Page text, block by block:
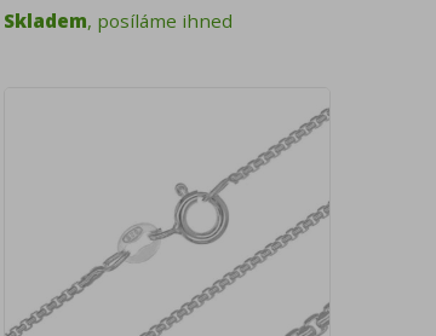
Skladem, posíláme ihned